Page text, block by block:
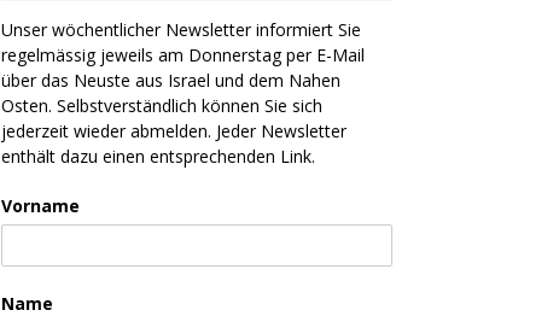
Unser wöchentlicher Newsletter informiert Sie
regelmässig jeweils am Donnerstag per E-Mail
über das Neuste aus Israel und dem Nahen
Osten. Selbstverständlich können Sie sich
jederzeit wieder abmelden. Jeder Newsletter
enthält dazu einen entsprechenden Link.
Vorname
Name